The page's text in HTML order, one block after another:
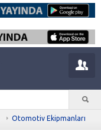
Otomotiv Ekipmanları